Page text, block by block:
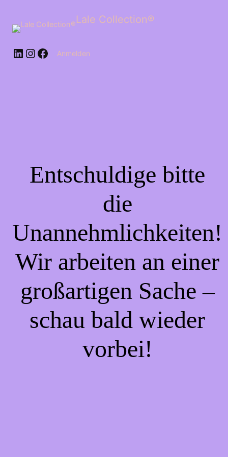
Lale Collection®
Anmelden
Entschuldige bitte
die
Unannehmlichkeiten!
Wir arbeiten an einer
großartigen Sache –
schau bald wieder
vorbei!